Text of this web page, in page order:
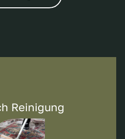
Reinigung